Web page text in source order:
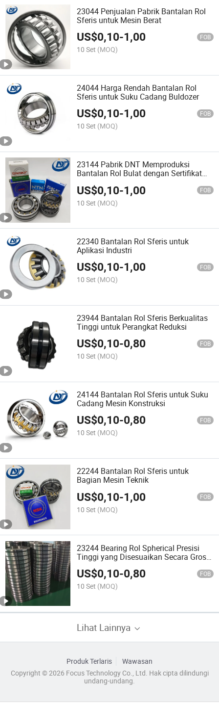
23044 Penjualan Pabrik Bantalan Rol
Sferis untuk Mesin Berat
US$0,10-1,00 FOB
10 Set (MOQ)
24044 Harga Rendah Bantalan Rol
Sferis untuk Suku Cadang Buldozer
US$0,10-1,00 FOB
10 Set (MOQ)
23144 Pabrik DNT Memproduksi
Bantalan Rol Bulat dengan Sertifikat
US$0,10-1,00 FOB
10 Set (MOQ)
22340 Bantalan Rol Sferis untuk
Aplikasi Industri
US$0,10-1,00 FOB
10 Set (MOQ)
23944 Bantalan Rol Sferis Berkualitas
Tinggi untuk Perangkat Reduksi
US$0,10-0,80 FOB
10 Set (MOQ)
24144 Bantalan Rol Sferis untuk Suku
Cadang Mesin Konstruksi
US$0,10-0,80 FOB
10 Set (MOQ)
22244 Bantalan Rol Sferis untuk
Bagian Mesin Teknik
US$0,10-1,00 FOB
10 Set (MOQ)
23244 Bearing Rol Spherical Presisi
Tinggi yang Disesuaikan Secara Grosir
untuk Bagian Mesin Berat
US$0,10-0,80 FOB
10 Set (MOQ)
Lihat Lainnya
Produk Terlaris
Wawasan
Copyright © 2026 Focus Technology Co., Ltd. Hak cipta dilindungi
undang-undang.